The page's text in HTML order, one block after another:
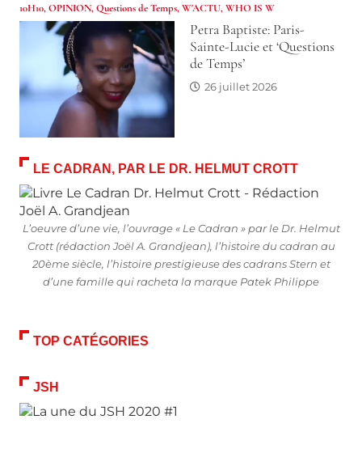
10H10,OPINION,Questions de Temps,W'ACTU,WHO IS W
Petra Baptiste: Paris-
Sainte-Lucie et ‘Questions
de Temps’
26 juillet 2026
LE CADRAN, PAR LE DR. HELMUT CROTT
L’oeuvre d’une vie, l’ouvrage « Le Cadran » par le Dr. Helmut
Crott (rédaction Joël A. Grandjean), l’histoire du cadran au
20ème siècle, l’histoire prestigieuse des cadrans Stern et
d’une famille qui racheta la marque Patek Philippe
TOP CATÉGORIES
JSH